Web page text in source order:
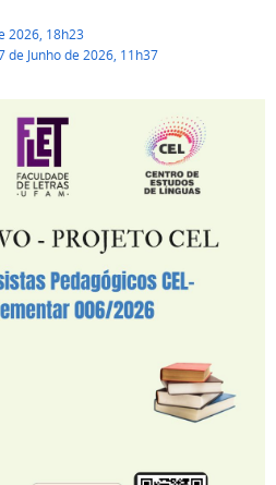
2026, 18h23
de Junho de 2026, 11h37